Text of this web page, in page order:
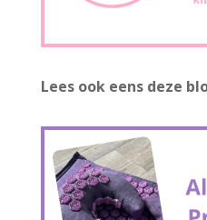
Lees ook eens deze